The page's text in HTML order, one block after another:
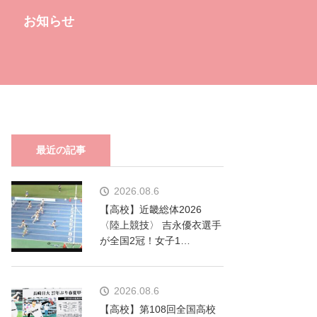
お知らせ
最近の記事
2026.08.6
【高校】近畿総体2026
〈陸上競技〉 吉永優衣選手
が全国2冠！女子1…
2026.08.6
【高校】第108回全国高校